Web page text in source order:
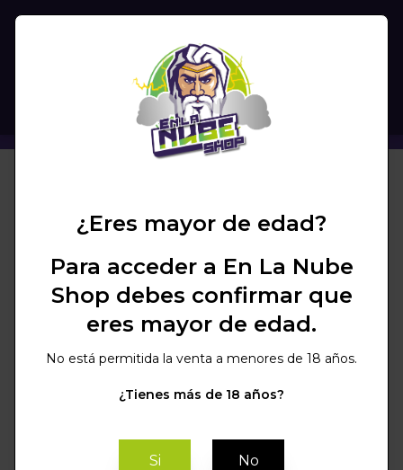
¿Eres mayor de edad?
Para acceder a En La Nube
Shop debes confirmar que
eres mayor de edad.
No está permitida la venta a menores de 18 años.
¿Tienes más de 18 años?
Si No